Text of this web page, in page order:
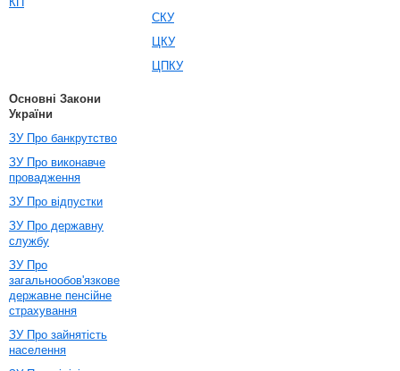
СКУ
ЦКУ
ЦПКУ
Основні Закони
України
ЗУ Про банкрутство
ЗУ Про виконавче
провадження
ЗУ Про відпустки
ЗУ Про державну
службу
ЗУ Про
загальнообов'язкове
державне пенсійне
страхування
ЗУ Про зайнятість
населення